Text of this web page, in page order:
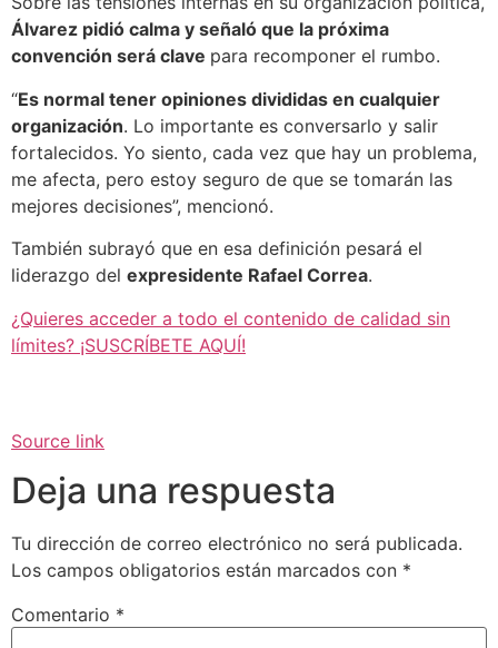
Álvarez pidió calma y señaló que la próxima
convención será clave para recomponer el rumbo.
“Es normal tener opiniones divididas en cualquier
organización. Lo importante es conversarlo y salir
fortalecidos. Yo siento, cada vez que hay un problema,
me afecta, pero estoy seguro de que se tomarán las
mejores decisiones”, mencionó.
También subrayó que en esa definición pesará el
liderazgo del expresidente Rafael Correa.
¿Quieres acceder a todo el contenido de calidad sin
límites? ¡SUSCRÍBETE AQUÍ!
Source link
Deja una respuesta
Tu dirección de correo electrónico no será publicada.
Los campos obligatorios están marcados con *
Comentario *